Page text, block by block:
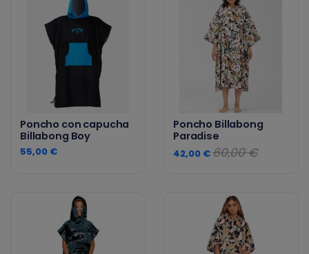
Poncho con capucha
Billabong Boy
55,00 €
Poncho Billabong
Paradise
42,00 €60,00 €